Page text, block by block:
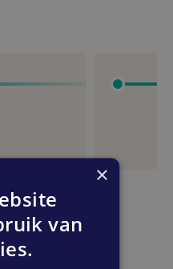
geen rechten
planning
×
van